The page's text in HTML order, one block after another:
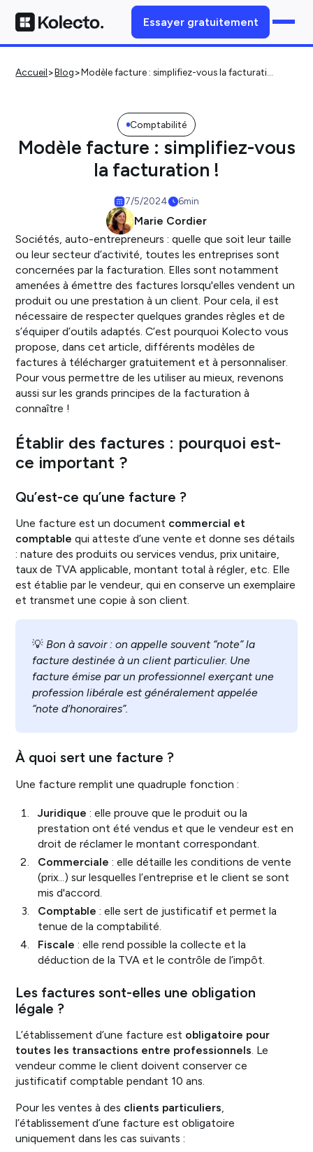
Essayer gratuitement
Accueil>Blog> Modèle facture : simplifiez-vous la facturation !
Comptabilité
Modèle facture : simplifiez-vous
la facturation !
Marie Cordier
7/5/2024 6min
Sociétés, auto-entrepreneurs : quelle que soit leur taille
ou leur secteur d’activité, toutes les entreprises sont
concernées par la facturation. Elles sont notamment
amenées à émettre des factures lorsqu'elles vendent un
produit ou une prestation à un client. Pour cela, il est
nécessaire de respecter quelques grandes règles et de
s’équiper d’outils adaptés. C’est pourquoi Kolecto vous
propose, dans cet article, différents modèles de
factures à télécharger gratuitement et à personnaliser.
Pour vous permettre de les utiliser au mieux, revenons
aussi sur les grands principes de la facturation à
connaître !
Établir des factures : pourquoi est-
ce important ?
Qu’est-ce qu’une facture ?
Une facture est un document commercial et
comptable qui atteste d’une vente et donne ses détails
: nature des produits ou services vendus, prix unitaire,
taux de TVA applicable, montant total à régler, etc. Elle
est établie par le vendeur, qui en conserve un exemplaire
et transmet une copie à son client.
💡 Bon à savoir : on appelle souvent “note” la
facture destinée à un client particulier. Une
facture émise par un professionnel exerçant une
profession libérale est généralement appelée
“note d’honoraires”.
À quoi sert une facture ?
Une facture remplit une quadruple fonction :
Juridique : elle prouve que le produit ou la
prestation ont été vendus et que le vendeur est en
droit de réclamer le montant correspondant.
Commerciale : elle détaille les conditions de vente
(prix…) sur lesquelles l’entreprise et le client se sont
mis d'accord.
Comptable : elle sert de justificatif et permet la
tenue de la comptabilité.
Fiscale : elle rend possible la collecte et la
déduction de la TVA et le contrôle de l’impôt.
Les factures sont-elles une obligation
légale ?
L’établissement d’une facture est obligatoire pour
toutes les transactions entre professionnels. Le
vendeur comme le client doivent conserver ce
justificatif comptable pendant 10 ans.
Pour les ventes à des clients particuliers,
l’établissement d’une facture est obligatoire
uniquement dans les cas suivants :